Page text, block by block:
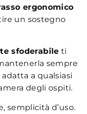
ergonomico
un sostegno
sfoderabile ti
sempre
a qualsiasi
degli ospiti.
semplicità d’uso.